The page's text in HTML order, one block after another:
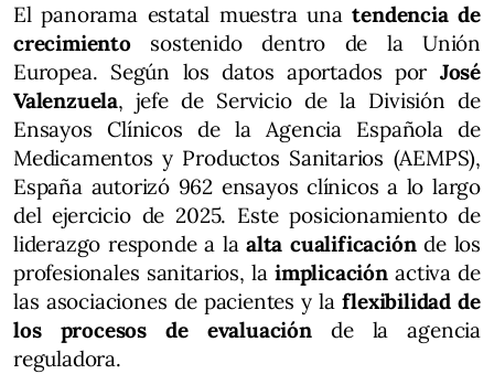
El panorama estatal muestra unatendencia de
crecimientosostenido dentro de la Unión
Europea. Según los datos aportados por José
Valenzuela, jefe de Servicio de la División de
Ensayos Clínicos de la Agencia Española de
Medicamentos y Productos Sanitarios (AEMPS),
España autorizó 962 ensayos clínicos a lo largo
del ejercicio de 2025. Este posicionamiento de
liderazgo responde a laalta cualificaciónde los
profesionales sanitarios, la implicaciónactiva de
las asociaciones de pacientes y laflexibilidad de
los procesos de evaluaciónde la agencia
reguladora.